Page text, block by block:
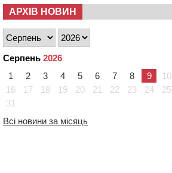
АРХІВ НОВИН
Серпень 2026
1
2 3 4 5 6 7 8 9 10
16
17 18 19 20 21 22 23 24 25
31
Всі новини за місяць